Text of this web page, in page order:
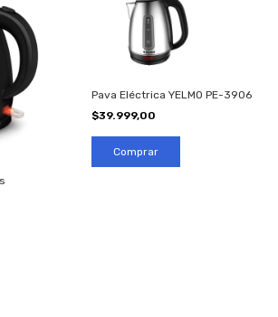
Pava Eléctrica YELMO PE-3906
$39.999,00